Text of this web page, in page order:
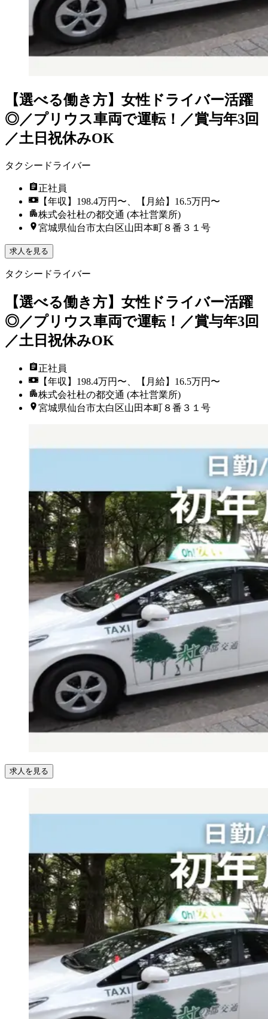
【選べる働き方】女性ドライバー活躍
◎／プリウス車両で運転！／賞与年3回
／土日祝休みOK
タクシードライバー
正社員
【年収】198.4万円〜、【月給】16.5万円〜
株式会社杜の都交通 (本社営業所)
宮城県仙台市太白区山田本町８番３１号
求人を見る
タクシードライバー
【選べる働き方】女性ドライバー活躍
◎／プリウス車両で運転！／賞与年3回
／土日祝休みOK
正社員
【年収】198.4万円〜、【月給】16.5万円〜
株式会社杜の都交通 (本社営業所)
宮城県仙台市太白区山田本町８番３１号
求人を見る